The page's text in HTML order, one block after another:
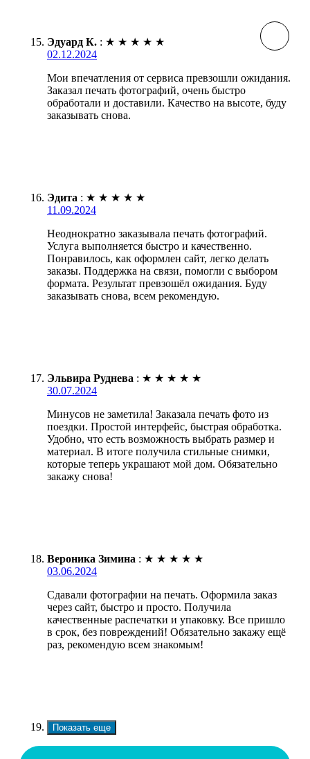
Эдуард К. : ★ ★ ★ ★ ★
02.12.2024
Мои впечатления от сервиса превзошли ожидания.
Заказал печать фотографий, очень быстро
обработали и доставили. Качество на высоте, буду
заказывать снова.
Эдита : ★ ★ ★ ★ ★
11.09.2024
Неоднократно заказывала печать фотографий.
Услуга выполняется быстро и качественно.
Понравилось, как оформлен сайт, легко делать
заказы. Поддержка на связи, помогли с выбором
формата. Результат превзошёл ожидания. Буду
заказывать снова, всем рекомендую.
Эльвира Руднева : ★ ★ ★ ★ ★
30.07.2024
Минусов не заметила! Заказала печать фото из
поездки. Простой интерфейс, быстрая обработка.
Удобно, что есть возможность выбрать размер и
материал. В итоге получила стильные снимки,
которые теперь украшают мой дом. Обязательно
закажу снова!
Вероника Зимина : ★ ★ ★ ★ ★
03.06.2024
Сдавали фотографии на печать. Оформила заказ
через сайт, быстро и просто. Получила
качественные распечатки и упаковку. Все пришло
в срок, без повреждений! Обязательно закажу ещё
раз, рекомендую всем знакомым!
Показать еще